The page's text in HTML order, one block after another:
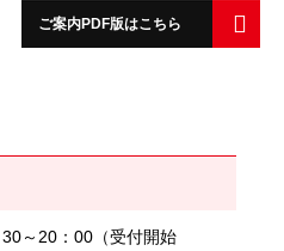
ご案内PDF版はこちら
～20：00（受付開始